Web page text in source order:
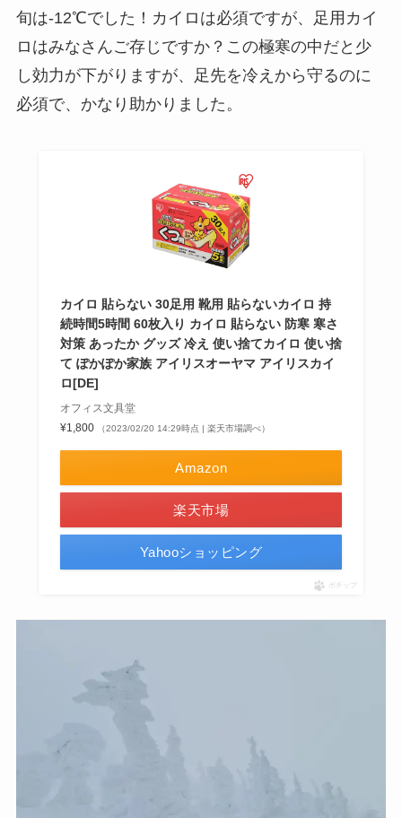
旬は-12℃でした！カイロは必須ですが、足用カイ
ロはみなさんご存じですか？この極寒の中だと少
し効力が下がりますが、足先を冷えから守るのに
必須で、かなり助かりました。
カイロ 貼らない 30足用 靴用 貼らないカイロ 持
続時間5時間 60枚入り カイロ 貼らない 防寒 寒さ
対策 あったか グッズ 冷え 使い捨てカイロ 使い捨
て ぽかぽか家族 アイリスオーヤマ アイリスカイ
ロ[DE]
オフィス文具堂
¥1,800
（2023/02/20 14:29時点 | 楽天市場調べ）
Amazon
楽天市場
Yahooショッピング
ポチップ